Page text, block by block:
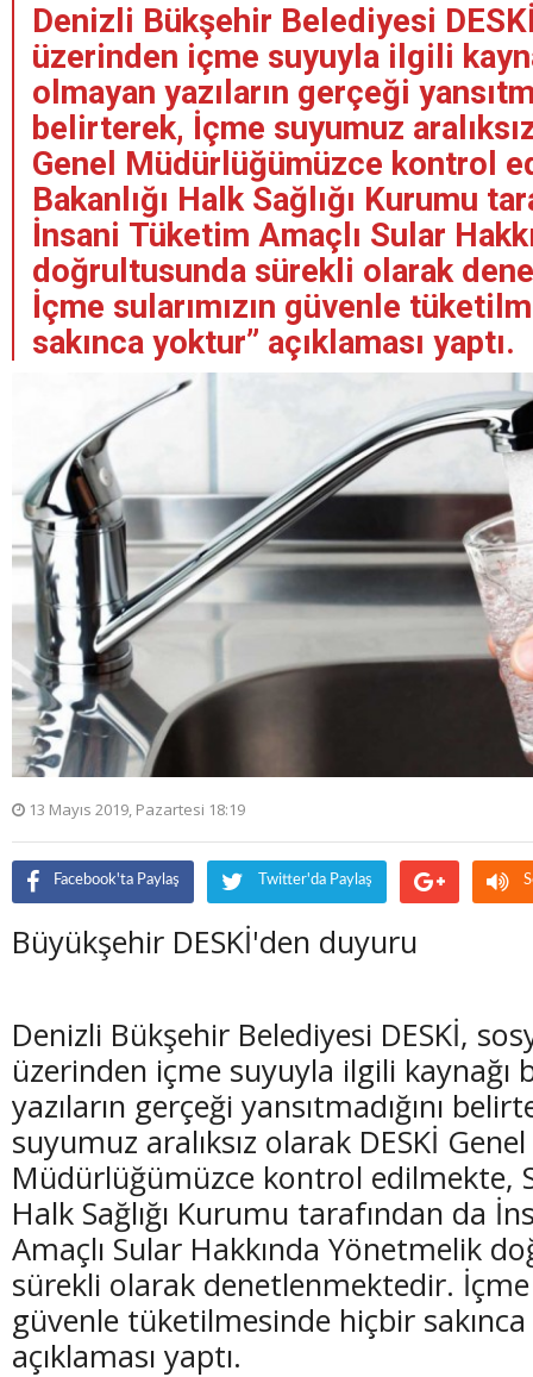
Denizli Bükşehir Belediyesi
üzerinden içme suyuyla ilgili
olmayan yazıların gerçeği
belirterek, İçme suyumuz
Genel Müdürlüğümüzce kontrol
Bakanlığı Halk Sağlığı Kurumu
İnsani Tüketim Amaçlı Sular
doğrultusunda sürekli olarak
İçme sularımızın güvenle
sakınca yoktur” açıklaması yaptı.
13 Mayıs 2019, Pazartesi 18:19
Facebook'ta Paylaş Twitter'da Paylaş
Büyükşehir DESKİ'den duyuru
Denizli Bükşehir Belediyesi DESKİ,
üzerinden içme suyuyla ilgili kaynağı
yazıların gerçeği yansıtmadığını
suyumuz aralıksız olarak DESKİ Genel
Müdürlüğümüzce kontrol edilmekte,
Halk Sağlığı Kurumu tarafından da
Amaçlı Sular Hakkında Yönetmelik
sürekli olarak denetlenmektedir. İçme
güvenle tüketilmesinde hiçbir
açıklaması yaptı.